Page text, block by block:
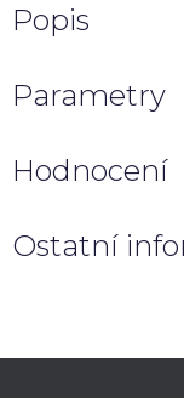
Popis
Parametry
Hodnocení
Ostatní